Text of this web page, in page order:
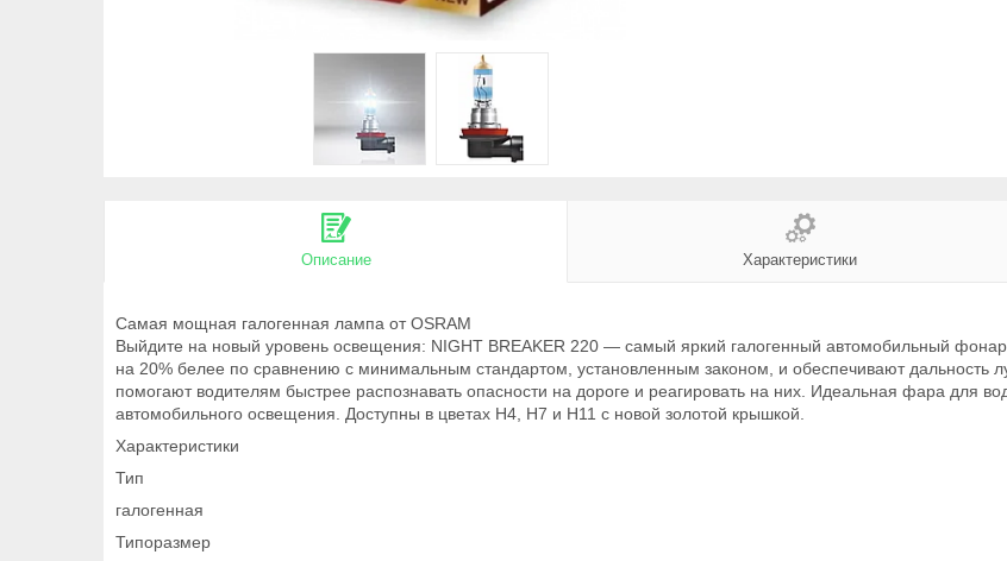
Описание Характеристики
Самая мощная галогенная лампа от OSRAM
Выйдите на новый уровень освещения: NIGHT BREAKER 220 — самый яркий галогенный автомобильный
на 20% белее по сравнению с минимальным стандартом, установленным законом, и обеспечивают дальность
помогают водителям быстрее распознавать опасности на дороге и реагировать на них. Идеальная фара для
автомобильного освещения. Доступны в цветах H4, H7 и H11 с новой золотой крышкой.
Характеристики
Тип
галогенная
Типоразмер